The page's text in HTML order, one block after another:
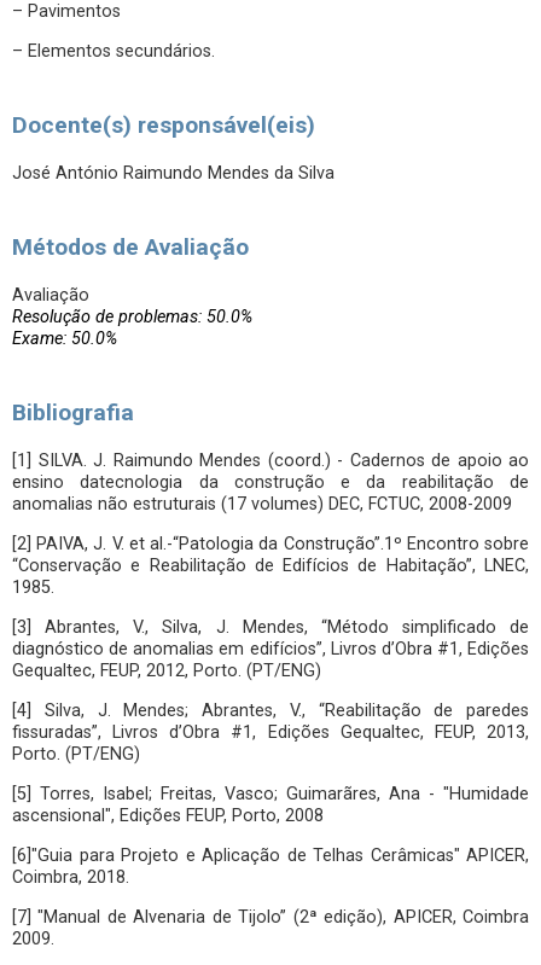
– Pavimentos
– Elementos secundários.
Docente(s) responsável(eis)
José António Raimundo Mendes da Silva
Métodos de Avaliação
Avaliação
Resolução de problemas: 50.0%
Exame: 50.0%
Bibliografia
[1] SILVA. J. Raimundo Mendes (coord.) - Cadernos de apoio ao
ensino datecnologia da construção e da reabilitação de
anomalias não estruturais (17 volumes) DEC, FCTUC, 2008-2009
[2] PAIVA, J. V. et al.-“Patologia da Construção”.1º Encontro sobre
“Conservação e Reabilitação de Edifícios de Habitação”, LNEC,
1985.
[3] Abrantes, V., Silva, J. Mendes, “Método simplificado de
diagnóstico de anomalias em edifícios”, Livros d’Obra #1, Edições
Gequaltec, FEUP, 2012, Porto. (PT/ENG)
[4] Silva, J. Mendes; Abrantes, V., “Reabilitação de paredes
fissuradas”, Livros d’Obra #1, Edições Gequaltec, FEUP, 2013,
Porto. (PT/ENG)
[5] Torres, Isabel; Freitas, Vasco; Guimarãres, Ana - "Humidade
ascensional", Edições FEUP, Porto, 2008
[6]"Guia para Projeto e Aplicação de Telhas Cerâmicas" APICER,
Coimbra, 2018.
[7] "Manual de Alvenaria de Tijolo” (2ª edição), APICER, Coimbra
2009.